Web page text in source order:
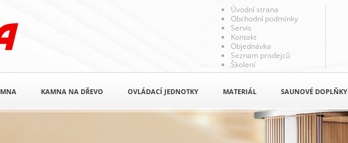
Úvodní strana
Obchodní podmínky
Servis
Kontakt
Objednávka
Seznam prodejců
Školení
KAMNA NA DŘEVO OVLÁDACÍ JEDNOTKY MATERIÁL SAUNOVÉ DOPLŇKY